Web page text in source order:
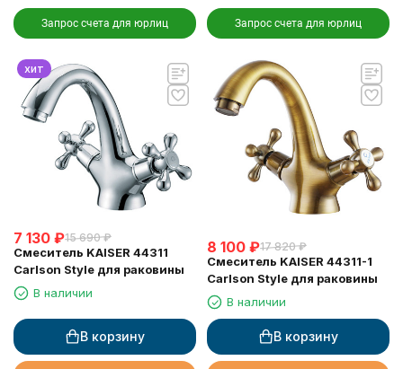
Запрос счета для юрлиц Запрос счета для юрлиц
хит
7 130 ₽15 690 ₽
Смеситель KAISER 44311
Carlson Style для раковины
В наличии
В корзину
8 100 ₽17 820 ₽
Смеситель KAISER 44311-1
Carlson Style для раковины
В наличии
В корзину